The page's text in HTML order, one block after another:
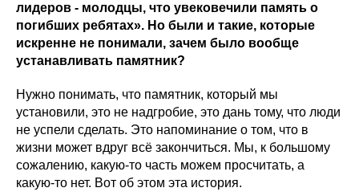
лидеров - молодцы, что увековечили память о
погибших ребятах». Но были и такие, которые
искренне не понимали, зачем было вообще
устанавливать памятник?
Нужно понимать, что памятник, который мы
установили, это не надгробие, это дань тому, что люди
не успели сделать. Это напоминание о том, что в
жизни может вдруг всё закончиться. Мы, к большому
сожалению, какую-то часть можем просчитать, а
какую-то нет. Вот об этом эта история.